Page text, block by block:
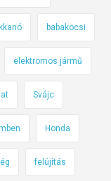
babakocsi
elektromos jármű
Svájc
Honda
felújítás